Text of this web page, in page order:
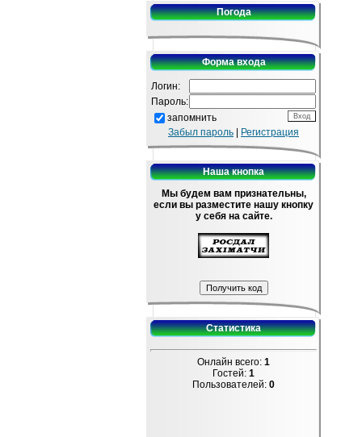
Погода
Форма входа
Логин:
Пароль:
запомнить
Забыл пароль
Регистрация
Наша кнопка
Мы будем вам признательны,
если вы разместите нашу кнопку
у себя на сайте.
Статистика
Онлайн всего: 1
Гостей: 1
Пользователей: 0